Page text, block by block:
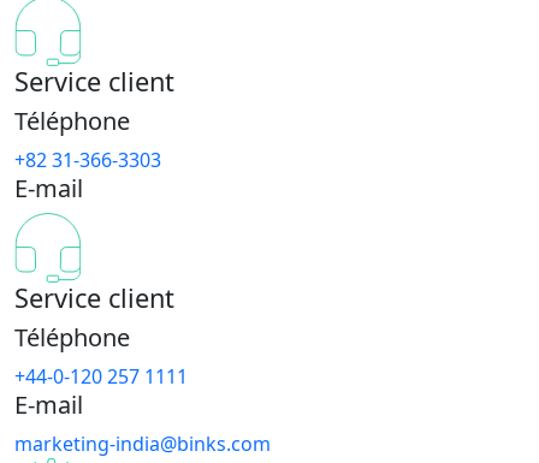
Service client
Téléphone
+82 31-366-3303
E-mail
Service client
Téléphone
+44-0-120 257 1111
E-mail
marketing-india@binks.com